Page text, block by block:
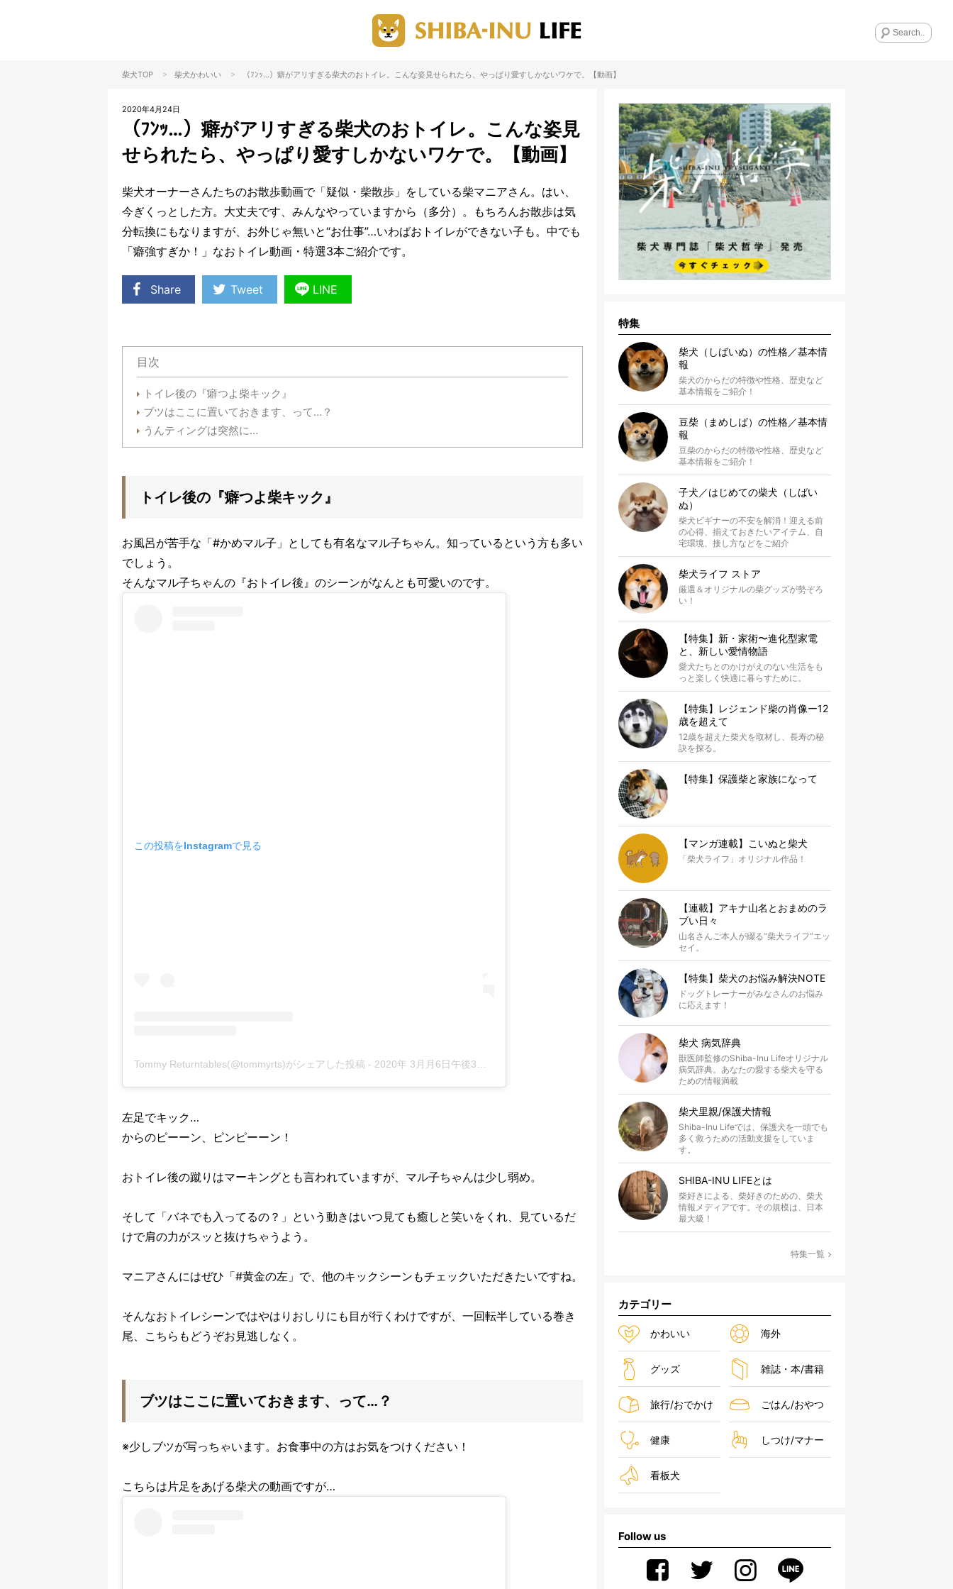
柴犬TOP > 柴犬かわいい > （ﾌﾝｯ…）癖がアリすぎる柴犬のおトイレ。こんな姿見せられたら、やっぱり愛すしかないワケで。【動画】
2020年4月24日
（ﾌﾝｯ…）癖がアリすぎる柴犬のおトイレ。こんな姿見
せられたら、やっぱり愛すしかないワケで。【動画】
柴犬オーナーさんたちのお散歩動画で「疑似・柴散歩」をしている柴マニアさん。はい、
今ぎくっとした方。大丈夫です、みんなやっていますから（多分）。もちろんお散歩は気
分転換にもなりますが、お外じゃ無いと“お仕事”…いわばおトイレができない子も。 中でも
「癖強すぎか！」なおトイレ動画・特選3本ご紹介です。
Share Tweet LINE
目次
トイレ後の『癖つよ柴キック』
ブツはここに置いておきます、って…？
うんティングは突然に…
トイレ後の『癖つよ柴キック』
お風呂が苦手な「#かめマル子」としても有名なマル子ちゃん。知っているという方も多い
でしょう。
そんなマル子ちゃんの『おトイレ後』のシーンがなんとも可愛いのです。
この投稿をInstagramで見る
Tommy Returntables(@tommyrts)がシェアした投稿 - 2020年 3月月6日午後3時48分PST
左足でキック…
からのピーーン、ピンピーーン！
おトイレ後の蹴りはマーキングとも言われていますが、マル子ちゃんは少し弱め。
そして「バネでも入ってるの？」という動きはいつ見ても癒しと笑いをくれ、見ているだ
けで肩の力がスッと抜けちゃうよう。
マニアさんにはぜひ「#黄金の左」で、他のキックシーンもチェックいただきたいですね。
そんなおトイレシーンではやはりおしりにも目が行くわけですが、一回転半している巻き
尾、こちらもどうぞお見逃しなく。
ブツはここに置いておきます、って…？
※少しブツが写っちゃいます。お食事中の方はお気をつけください！
こちらは片足をあげる柴犬の動画ですが…
特集
柴犬（しばいぬ）の性格／基本情
報
柴犬のからだの特徴や性格、歴史など
基本情報をご紹介！
豆柴（まめしば）の性格／基本情
報
豆柴のからだの特徴や性格、歴史など
基本情報をご紹介！
子犬／はじめての柴犬（しばい
ぬ）
柴犬ビギナーの不安を解消！迎える前
の心得、揃えておきたいアイテム、自
宅環境、接し方などをご紹介
柴犬ライフ ストア
厳選＆オリジナルの柴グッズが勢ぞろ
い！
【特集】新・家術〜進化型家電
と、新しい愛情物語
愛犬たちとのかけがえのない生活をも
っと楽しく快適に暮らすために。
【特集】レジェンド柴の肖像ー12
歳を超えて
12歳を超えた柴犬を取材し、長寿の秘
訣を探る。
【特集】保護柴と家族になって
【マンガ連載】こいぬと柴犬
「柴犬ライフ」オリジナル作品！
【連載】アキナ山名とおまめのラ
ブい日々
山名さんご本人が綴る“柴犬ライフ”エッ
セイ。
【特集】柴犬のお悩み解決NOTE
ドッグトレーナーがみなさんのお悩み
に応えます！
柴犬 病気辞典
獣医師監修のShiba-Inu Lifeオリジナル
病気辞典。あなたの愛する柴犬を守る
ための情報満載
柴犬里親/保護犬情報
Shiba-Inu Lifeでは、保護犬を一頭でも
多く救うための活動支援をしていま
す。
SHIBA-INU LIFEとは
柴好きによる、柴好きのための、柴犬
情報メディアです。その規模は、日本
最大級！
特集一覧
カテゴリー
かわいい 海外
グッズ 雑誌・本/書籍
旅行/おでかけ ごはん/おやつ
健康 しつけ/マナー
看板犬
Follow us